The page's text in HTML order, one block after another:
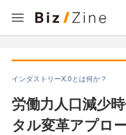
インダストリーX.0とは何か？
労働力人口減少
タル変革アプロ